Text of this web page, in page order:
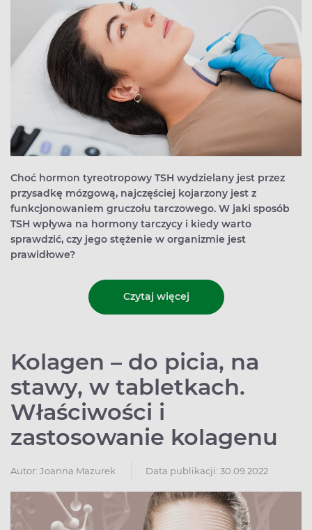
Choć hormon tyreotropowy TSH wydzielany jest przez
przysadkę mózgową, najczęściej kojarzony jest z
funkcjonowaniem gruczołu tarczowego. W jaki sposób
TSH wpływa na hormony tarczycy i kiedy warto
sprawdzić, czy jego stężenie w organizmie jest
prawidłowe?
Czytaj więcej
Kolagen – do picia, na
stawy, w tabletkach.
Właściwości i
zastosowanie kolagenu
Autor: Joanna Mazurek Data publikacji: 30.09.2022